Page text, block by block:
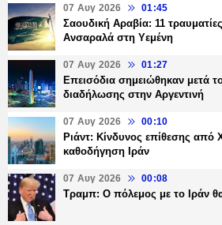
07 Αυγ 2026 01:45
Σαουδική Αραβία: 11
Ανσαραλά στη Υεμένη
07 Αυγ 2026 01:27
Επεισόδια σημειώθηκαν μετά
διαδήλωσης στην Αργεντινή
07 Αυγ 2026 00:10
Ριάντ: Κίνδυνος επίθεσης από
καθοδήγηση Ιράν
07 Αυγ 2026 00:08
Τραμπ: Ο πόλεμος με το Ιράν